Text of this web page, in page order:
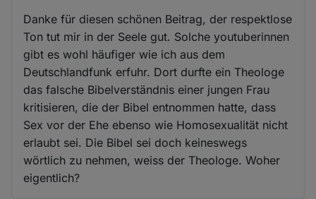
Danke für diesen schönen Beitrag, der respektlose
Ton tut mir in der Seele gut. Solche youtuberinnen
gibt es wohl häufiger wie ich aus dem
Deutschlandfunk erfuhr. Dort durfte ein Theologe
das falsche Bibelverständnis einer jungen Frau
kritisieren, die der Bibel entnommen hatte, dass
Sex vor der Ehe ebenso wie Homosexualität nicht
erlaubt sei. Die Bibel sei doch keineswegs
wörtlich zu nehmen, weiss der Theologe. Woher
eigentlich?